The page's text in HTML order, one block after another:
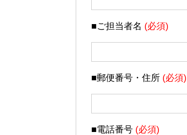
■ご担当者名 (必須)
■郵便番号・住所 (必須)
■電話番号 (必須)